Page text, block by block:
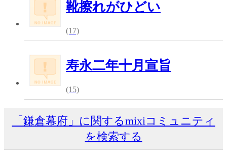
靴擦れがひどい
(17)
寿永二年十月宣旨
(15)
「鎌倉幕府」に関するmixiコミュニティ
を検索する